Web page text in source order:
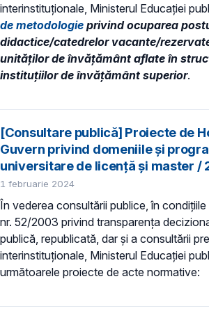
interinstituționale, Ministerul Educaţiei
de metodologie privind ocuparea
didactice/catedrelor vacante/
unităţilor de învăţământ aflate în
instituţiilor de învăţământ superior.
[Consultare publică] Proiecte de
Guvern privind domeniile şi
universitare de licență și master /
1 februarie 2024
În vederea consultării publice, în
nr. 52/2003 privind transparenţa
publică, republicată, dar și a consultării
interinstituționale, Ministerul Educaţiei
următoarele proiecte de acte normative: